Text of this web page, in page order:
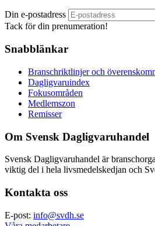
Din e-postadress
Tack för din prenumeration!
Snabblänkar
Branschriktlinjer och
Dagligvaruindex
Fokusområden
Medlemszon
Remisser
Om Svensk Dagligvaruhandel
Svensk Dagligvaruhandel är
viktig del i hela livsmedelskedjan och
Kontakta oss
E-post: info@svdh.se